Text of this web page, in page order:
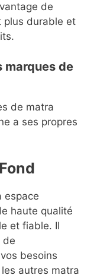
de
plus durable et
marques de
de matra
a ses propres
espace
haute qualité
et fiable. Il
de
besoins
autres matra